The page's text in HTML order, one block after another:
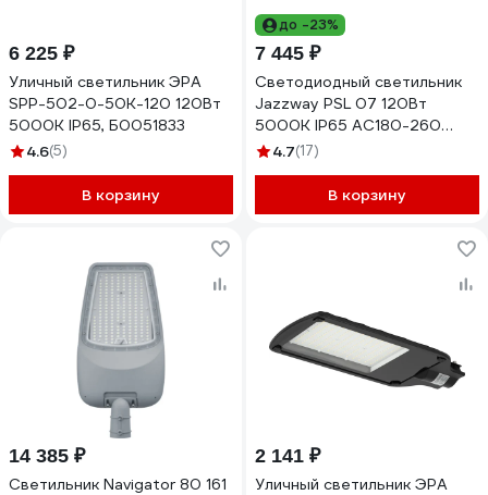
6 225 ₽
Уличный светильник ЭРА
SPP-502-0-50K-120 120Вт
5000K IP65, Б0051833
4.6(5)
В корзину
до -23%
7 445 ₽
Светодиодный светильник
Jazzway PSL 07 120Вт
5000К IP65 AC180-260
уличный ДКУ 5041110
4.7(17)
В корзину
14 385 ₽
Светильник Navigator 80 161
2 141 ₽
Уличный светильник ЭРА